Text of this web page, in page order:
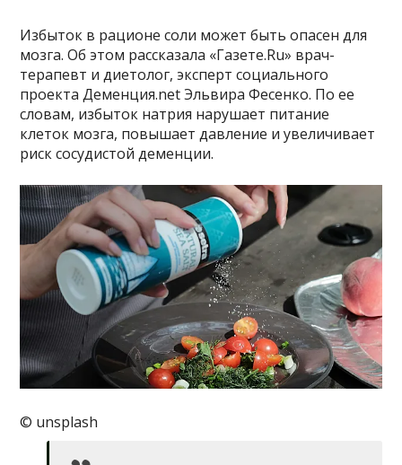
Избыток в рационе соли может быть опасен для
мозга. Об этом рассказала «Газете.Ru» врач-
терапевт и диетолог, эксперт социального
проекта Деменция.net Эльвира Фесенко. По ее
словам, избыток натрия нарушает питание
клеток мозга, повышает давление и увеличивает
риск сосудистой деменции.
© unsplash